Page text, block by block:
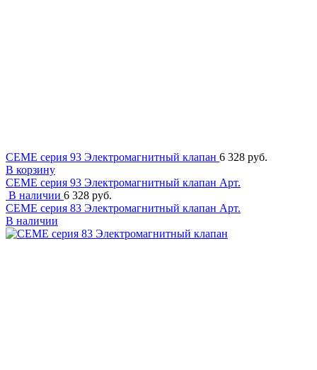
CEME серия 93 Электромагнитный клапан 6 328 руб.
В корзину
CEME серия 93 Электромагнитный клапан Арт.
В наличии 6 328 руб.
CEME серия 83 Электромагнитный клапан Арт.
В наличии